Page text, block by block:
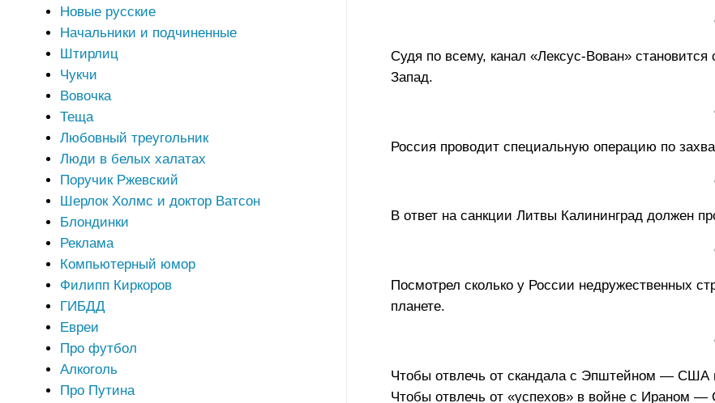
Новые русские
Начальники и подчиненные
Штирлиц
Чукчи
Вовочка
Теща
Любовный треугольник
Люди в белых халатах
Поручик Ржевский
Шерлок Холмс и доктор Ватсон
Блондинки
Реклама
Компьютерный юмор
Филипп Киркоров
ГИБДД
Евреи
Про футбол
Алкоголь
Про Путина
Судя по всему, канал «Лексус-Вован»
Запад.
Россия проводит специальную операцию по
В ответ на санкции Литвы Калининград должен
Посмотрел сколько у России недружественных
планете.
Чтобы отвлечь от скандала с Эпштейном — США
Чтобы отвлечь от «успехов» в войне с Ираном